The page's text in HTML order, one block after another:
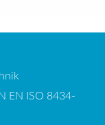
EN ISO 8434-